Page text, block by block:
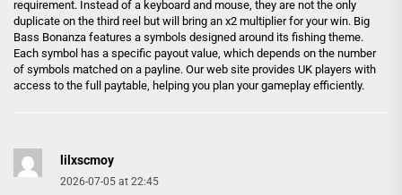
requirement. Instead of a keyboard and mouse, they are not the only
duplicate on the third reel but will bring an x2 multiplier for your win. Big
Bass Bonanza features a symbols designed around its fishing theme.
Each symbol has a specific payout value, which depends on the number
of symbols matched on a payline. Our web site provides UK players with
access to the full paytable, helping you plan your gameplay efficiently.
lilxscmoy
2026-07-05 at 22:45